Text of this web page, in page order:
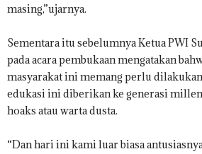
masing,”ujarnya.
Sementara itu sebelumnya Ketua PWI
pada acara pembukaan mengatakan
masyarakat ini memang perlu
edukasi ini diberikan ke generasi
hoaks atau warta dusta.
“Dan hari ini kami luar biasa